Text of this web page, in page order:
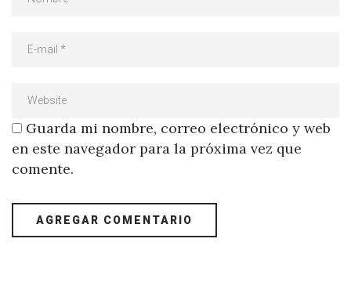
Guarda mi nombre, correo electrónico y web
en este navegador para la próxima vez que
comente.